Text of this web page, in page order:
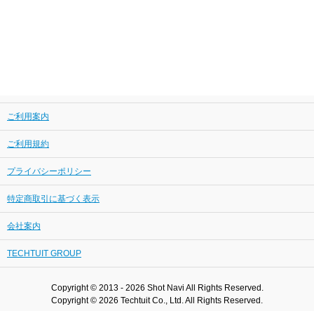
ご利用案内
ご利用規約
プライバシーポリシー
特定商取引に基づく表示
会社案内
TECHTUIT GROUP
Copyright © 2013 - 2026 Shot Navi All Rights Reserved.
Copyright © 2026 Techtuit Co., Ltd. All Rights Reserved.